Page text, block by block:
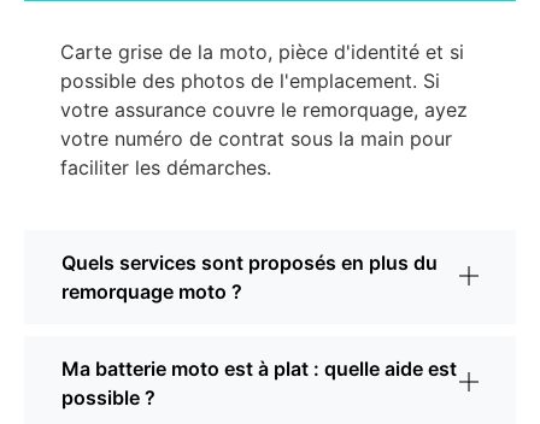
Carte grise de la moto, pièce d'identité et si
possible des photos de l'emplacement. Si
votre assurance couvre le remorquage, ayez
votre numéro de contrat sous la main pour
faciliter les démarches.
Quels services sont proposés en plus du
remorquage moto ?
Ma batterie moto est à plat : quelle aide est
possible ?